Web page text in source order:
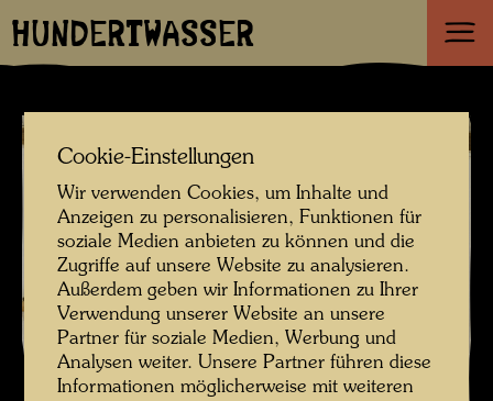
HUNDERTWASSER
Cookie-Einstellungen
Wir verwenden Cookies, um Inhalte und
Anzeigen zu personalisieren, Funktionen für
soziale Medien anbieten zu können und die
Zugriffe auf unsere Website zu analysieren.
Außerdem geben wir Informationen zu Ihrer
Verwendung unserer Website an unsere
Partner für soziale Medien, Werbung und
Analysen weiter. Unsere Partner führen diese
Informationen möglicherweise mit weiteren